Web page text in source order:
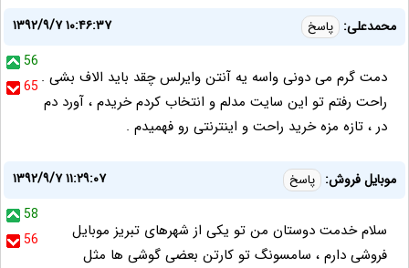
محمدعلی: پاسخ
۱۳۹۲/۹/۷ ۱۰:۴۶:۳۷
56
65 دمت گرم می دونی واسه یه آنتن وایرلس چقد باید الاف بشی .
راحت رفتم تو این سایت مدلم و انتخاب کردم خریدم ، آورد دم
در ، تازه مزه خرید راحت و اینترنتی رو فهمیدم .
موبایل فروش: پاسخ
۱۳۹۲/۹/۷ ۱۱:۲۹:۰۷
58
56
سلام خدمت دوستان من تو یکی از شهرهای تبریز موبایل
فروشی دارم ، سامسونگ تو کارتن بعضی گوشی ها مثل